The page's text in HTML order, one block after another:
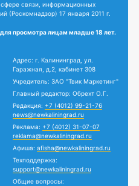
связи, информационных
(Роскомнадзор) 17 января 2011 г.
просмотра лицам младше 18 лет.
Адрес: г. Калининград, ул.
Гаражная, д.2, кабинет 308
Учредитель: ЗАО "Твик Маркетинг"
Главный редактор: Обрехт О.Г.
Редакция: +7 (4012) 99-21-76
news@newkaliningrad.ru
Реклама: +7 (4012) 31-07-07
reklama@newkaliningrad.ru
Афиша: afisha@newkaliningrad.ru
Техподдержка:
support@newkaliningrad.ru
Общие вопросы: